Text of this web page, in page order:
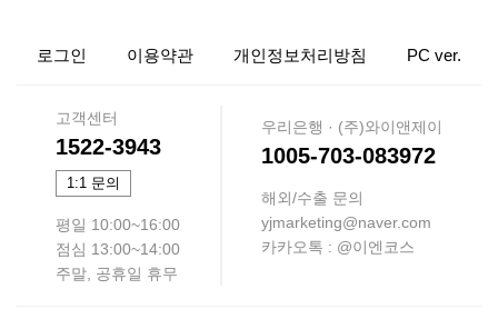
로그인 이용약관 개인정보처리방침 PC ver.
고객센터
1522-3943
1:1 문의
평일 10:00~16:00
점심 13:00~14:00
주말, 공휴일 휴무
우리은행 · (주)와이앤제이
1005-703-083972
해외/수출 문의
yjmarketing@naver.com
카카오톡 : @이엔코스